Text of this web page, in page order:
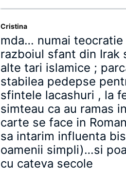
Cristina
mda… numai teocratie
razboiul sfant din Irak
alte tari islamice ;
stabilea pedepse
sfintele lacashuri , la
simteau ca au ramas
carte se face in
sa intarim influenta
oamenii simpli)…si
cu cateva secole